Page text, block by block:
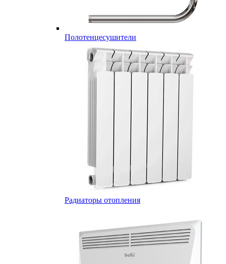
Полотенцесушители
Радиаторы отопления